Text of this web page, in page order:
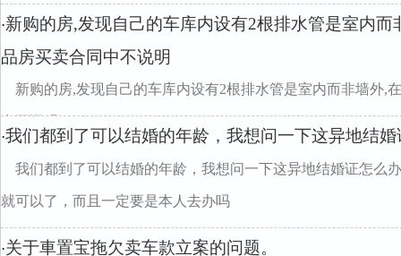
·新购的房,发现自己的车库内设有2根排水管是室内
品房买卖合同中不说明
新购的房,发现自己的车库内设有2根排水管是室内而非墙外,
中不说明
·我们都到了可以结婚的年龄，我想问一下这异地结
我们都到了可以结婚的年龄，我想问一下这异地结婚证怎么
就可以了，而且一定要是本人去办吗
·关于車置宝拖欠卖车款立案的问题。